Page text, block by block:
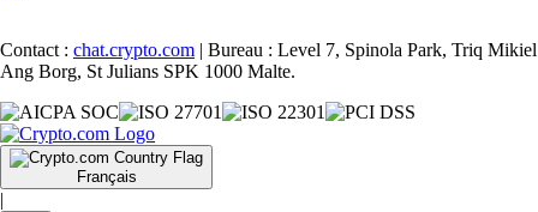
Contact : chat.crypto.com | Bureau : Level 7, Spinola Park, Triq Mikiel
Ang Borg, St Julians SPK 1000 Malte.
Français
|